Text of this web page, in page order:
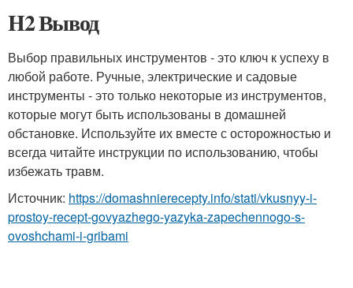
H2 Вывод
Выбор правильных инструментов - это ключ к успеху в
любой работе. Ручные, электрические и садовые
инструменты - это только некоторые из инструментов,
которые могут быть использованы в домашней
обстановке. Используйте их вместе с осторожностью и
всегда читайте инструкции по использованию, чтобы
избежать травм.
Источник: https://domashnierecepty.info/stati/vkusnyy-i-
prostoy-recept-govyazhego-yazyka-zapechennogo-s-
ovoshchami-i-gribami